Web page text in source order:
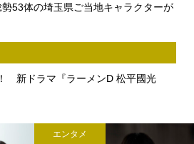
53体の埼玉県ご当地キャラクターが
新ドラマ『ラーメンD 松平國光
エンタメ